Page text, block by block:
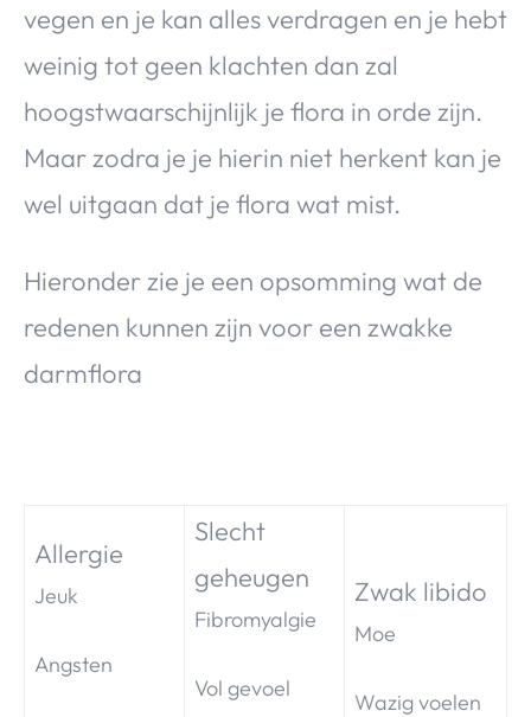
vegen en je kan alles verdragen en je hebt
weinig tot geen klachten dan zal
hoogstwaarschijnlijk je flora in orde zijn.
Maar zodra je je hierin niet herkent kan je
wel uitgaan dat je flora wat mist.
Hieronder zie je een opsomming wat de
redenen kunnen zijn voor een zwakke
darmflora
Allergie
Jeuk
Angsten
Slecht
geheugen
Fibromyalgie
Vol gevoel
Zwak libido
Moe
Wazig voelen